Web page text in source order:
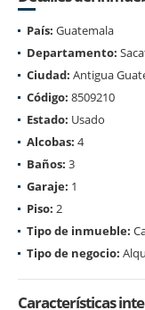
País: Guatemala
Departamento:
Ciudad: Antigua
Código: 8509210
Estado: Usado
Alcobas: 4
Baños: 3
Garaje: 1
Piso: 2
Tipo de inmueble:
Tipo de negocio:
Características